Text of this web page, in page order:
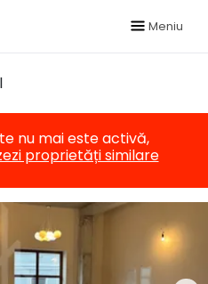
Meniu
nu mai este activă,
proprietăți similare